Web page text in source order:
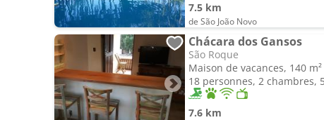
7.5 km
de São João Novo
Chácara dos Gansos
São Roque
Maison de vacances, 140 m²
18 personnes, 2 chambres,
7.6 km